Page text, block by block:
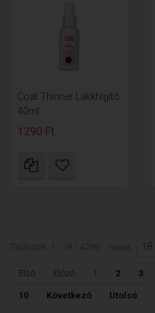
Coat Thinner Lakkhigító
40ml
1290 Ft
Találatok: 1 - 18 / 4298 nézet: 18
Első Előző 1 2 3
10 Következő Utolsó